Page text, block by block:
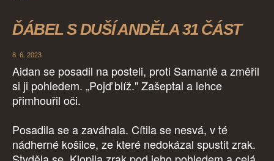
ĎÁBEL S DUŠÍ ANDĚLA 31 ČÁST
8. 6. 2023
Aidan se posadil na posteli, proti Samantě a změřil
si ji pohledem. „Pojď blíž." Zašeptal a lehce
přimhouřil oči.
Posadila se a zaváhala. Cítila se nesvá, v té
nádherné košilce, ze které nedokázal spustit zrak.